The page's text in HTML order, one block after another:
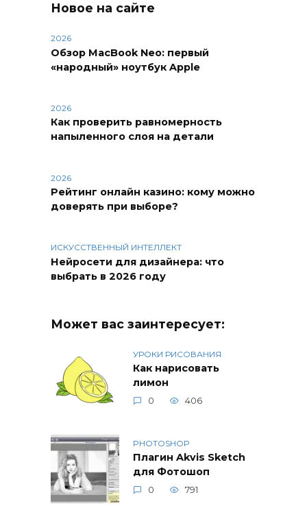
Новое на сайте
2026
Обзор MacBook Neo: первый
«народный» ноутбук Apple
2026
Как проверить равномерность
напыленного слоя на детали
2026
Рейтинг онлайн казино: кому можно
доверять при выборе?
ИСКУССТВЕННЫЙ ИНТЕЛЛЕКТ
Нейросети для дизайнера: что
выбрать в 2026 году
Может вас заинтересует:
УРОКИ РИСОВАНИЯ
Как нарисовать
лимон
0 406
PHOTOSHOP
Плагин Akvis Sketch
для Фотошоп
0 791